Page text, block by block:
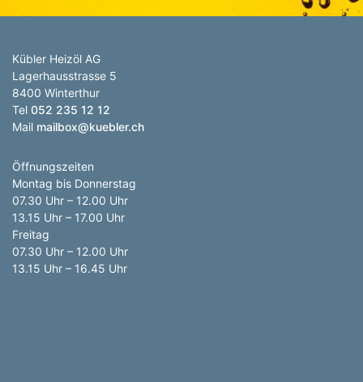
Kübler Heizöl AG
Lagerhausstrasse 5
8400 Winterthur
Tel 052 235 12 12
Mail mailbox@kuebler.ch
Öffnungszeiten
Montag bis Donnerstag
07.30 Uhr – 12.00 Uhr
13.15 Uhr – 17.00 Uhr
Freitag
07.30 Uhr – 12.00 Uhr
13.15 Uhr – 16.45 Uhr